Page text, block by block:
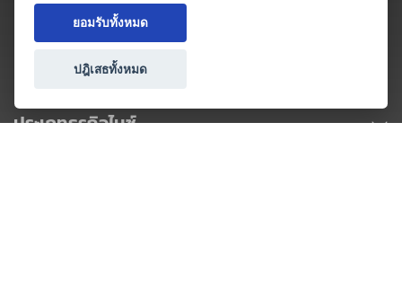
ประเภทธุรกิจไมซ์
ยอมรับทั้งหมด
ปฎิเสธทั้งหมด